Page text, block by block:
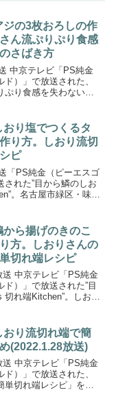
ジの3枚おろしの作
ん流ぷりぷり食感
さばき方
中京テレビ「PS純金
ド）」で放送された、
ぷり食感を失わない
大好評のしおりさん
...
おり塩でつくるタ
り方。しおり流切
ピ
「PS純金（ピーエスゴ
された”目から鱗のしお
。名古屋市緑区・味福
「しおり塩でつくる...
から揚げのきのこ
方。しおりさんの
切れ端レシピ
送 中京テレビ「PS純金
ド）」で放送された”目
切れ端Kitchen”。しおり
Va ...
おり流切れ端で簡
(2022.1.28放送)
送 中京テレビ「PS純金
ド）」で放送された、
単切れ端レシピ」を一